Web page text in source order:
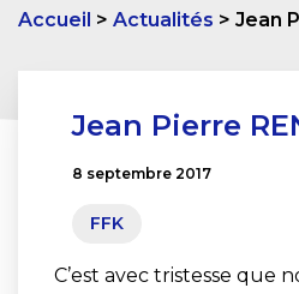
Accueil Actualités Jean
Jean Pierre
8 septembre 2017
FFK
C’est avec tristesse que